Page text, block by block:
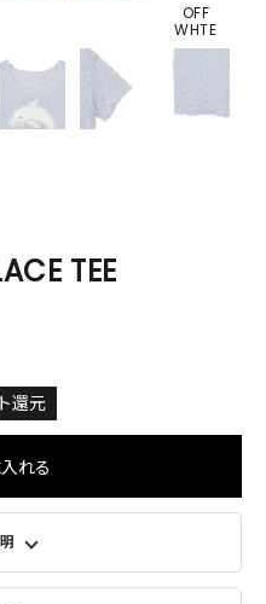
OFF
WHTE
TEE
還元
れる